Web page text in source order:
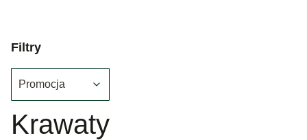
Filtry
Promocja
Koniec filtrów
Krawaty